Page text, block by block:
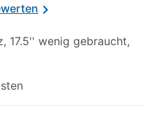
chevron_right
17.5'' wenig gebraucht,